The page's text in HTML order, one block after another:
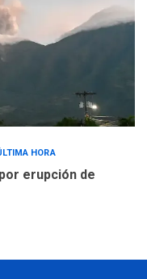
HORA
erupción de